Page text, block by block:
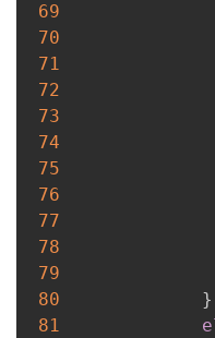
69
70
71
72
73
74
75
76
77
78
79
80
}
81